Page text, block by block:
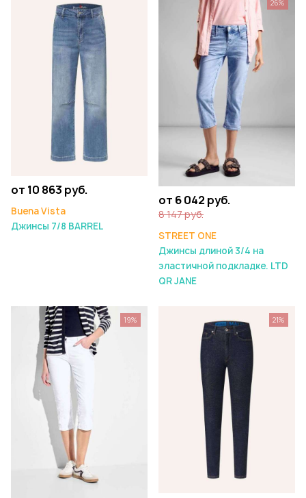
от 10 863 руб.
Buena Vista
Джинсы 7/8 BARREL
от 6 042 руб.
8 147 руб.
STREET ONE
Джинсы длиной 3/4 на
эластичной подкладке. LTD
QR JANE
26%
19% 21%